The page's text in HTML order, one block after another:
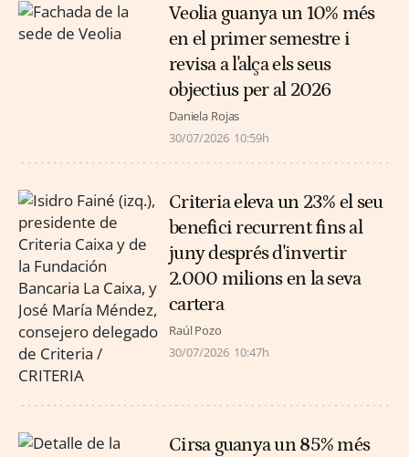
Veolia guanya un 10% més
en el primer semestre i
revisa a l'alça els seus
objectius per al 2026
Daniela Rojas
30/07/2026 10:59h
Criteria eleva un 23% el seu
benefici recurrent fins al
juny després d'invertir
2.000 milions en la seva
cartera
Raúl Pozo
30/07/2026 10:47h
Cirsa guanya un 85% més